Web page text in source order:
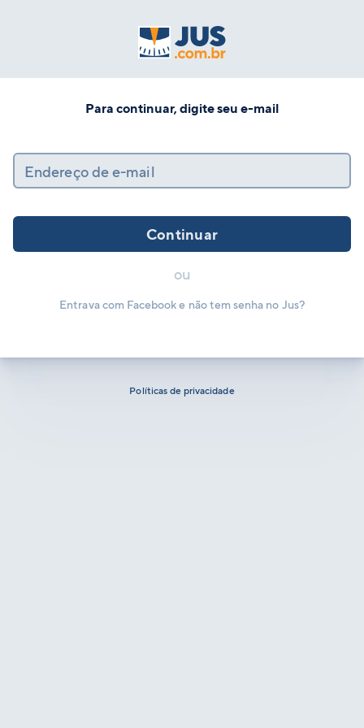
Para continuar, digite seu e-mail
Endereço de e-mail
Continuar
ou
Entrava com Facebook e não tem senha no Jus?
Políticas de privacidade